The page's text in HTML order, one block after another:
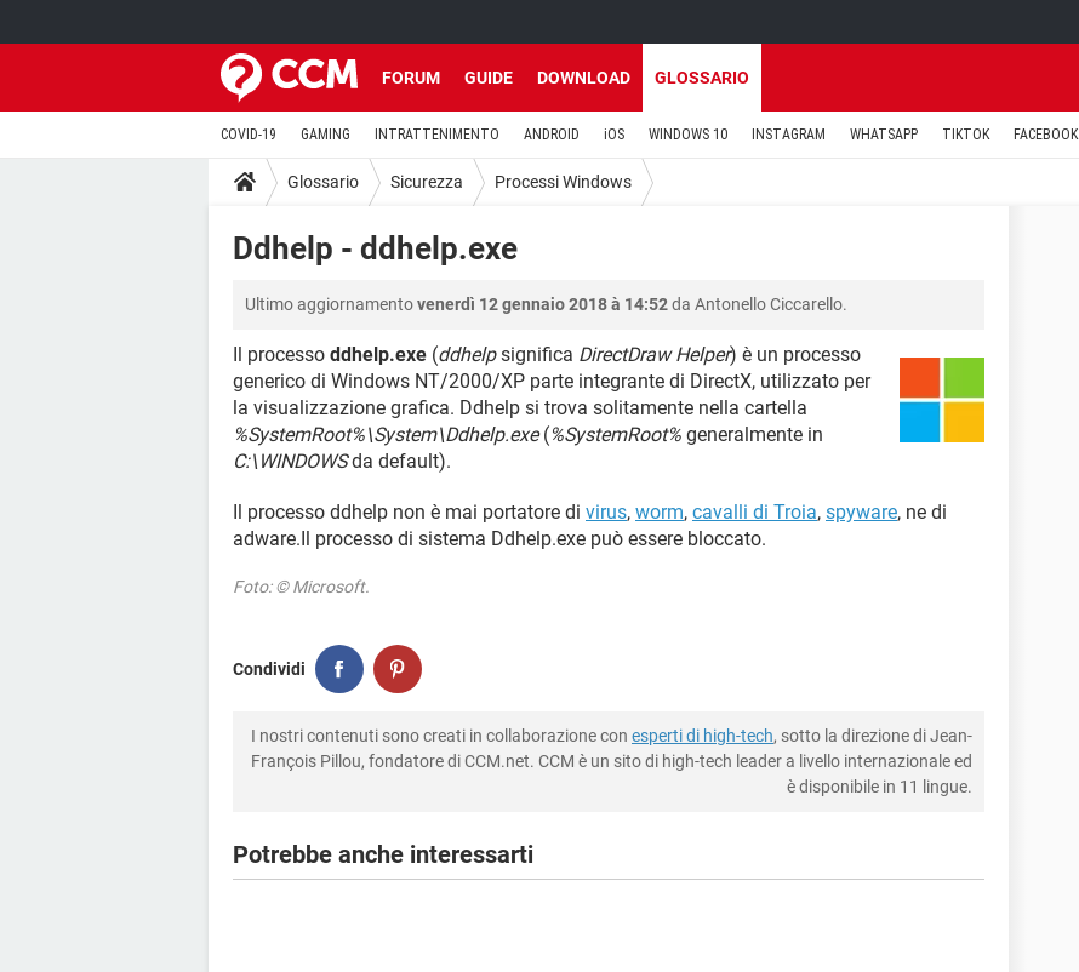
FORUM GUIDE DOWNLOAD GLOSSARIO
COVID-19 GAMING INTRATTENIMENTO ANDROID iOS WINDOWS 10 INSTAGRAM WHATSAPP TIKTOK FACEBOOK
Glossario Sicurezza Processi Windows
Ddhelp - ddhelp.exe
Ultimo aggiornamentovenerdì 12 gennaio 2018 à 14:52da Antonello Ciccarello.
Il processo ddhelp.exe (ddhelpsignifica DirectDraw Helper) è un processo
generico di Windows NT/2000/XP parte integrante di DirectX, utilizzato per
la visualizzazione grafica. Ddhelp si trova solitamente nella cartella
%SystemRoot%\System\Ddhelp.exe(%SystemRoot% generalmente in
C:\WINDOWSda default).
Il processo ddhelp non è mai portatore di virus, worm, cavalli di Troia, spyware, ne di
adware.Il processo di sistema Ddhelp.exe può essere bloccato.
Foto: © Microsoft.
Condividi
I nostri contenuti sono creati in collaborazione con esperti di high-tech, sotto la direzione di Jean-
François Pillou, fondatore di CCM.net. CCM è un sito di high-tech leader a livello internazionale ed
è disponibile in 11 lingue.
Potrebbe anche interessarti